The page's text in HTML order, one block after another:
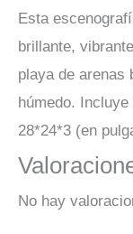
Esta
brillante,
playa de arenas
húmedo.
28*24*3 (en
No hay